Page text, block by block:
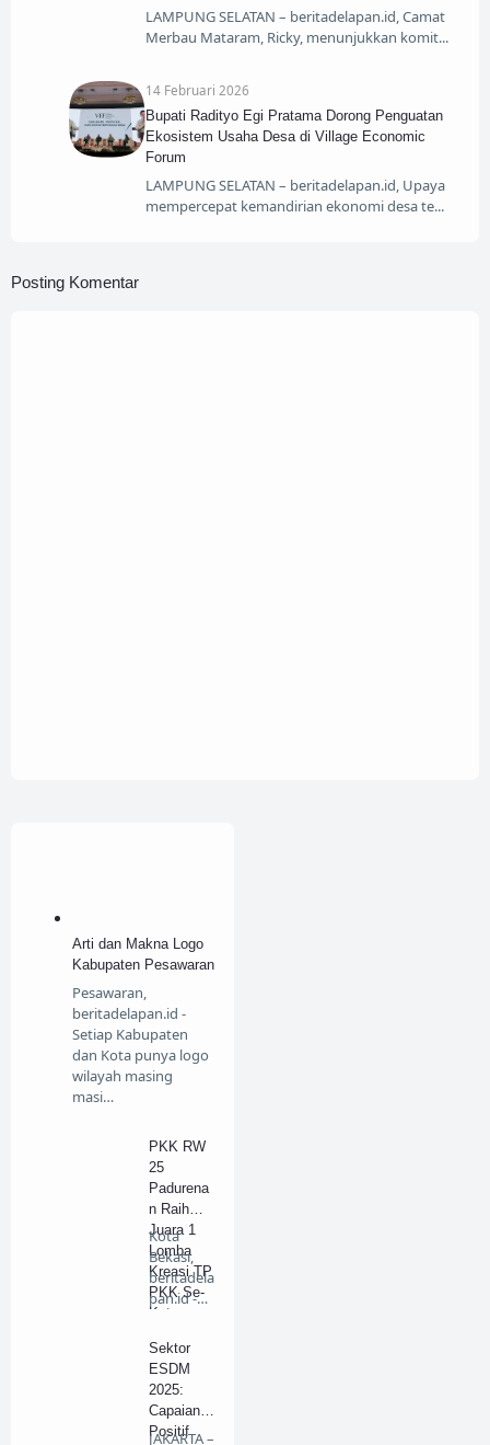
​LAMPUNG SELATAN – beritadelapan.id, Camat
Merbau Mataram, Ricky, menunjukkan komit
14 Februari 2026
Bupati Radityo Egi Pratama Dorong Penguatan
Ekosistem Usaha Desa di Village Economic
Forum
​LAMPUNG SELATAN – beritadelapan.id, Upaya
mempercepat kemandirian ekonomi desa te
Posting Komentar
Arti dan Makna Logo
Kabupaten Pesawaran
Pesawaran,
beritadelapan.id -
Setiap Kabupaten
dan Kota punya logo
wilayah masing
masi…
PKK RW
25
Padurena
n Raih
Juara 1
Lomba
Kreasi TP
PKK Se-
Kota
Kota
Bekasi,
beritadela
pan.id -
Sektor
ESDM
2025:
Capaian
Positif
JAKARTA –